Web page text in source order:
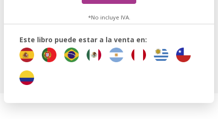
*No incluye IVA.
Este libro puede estar a la venta en: